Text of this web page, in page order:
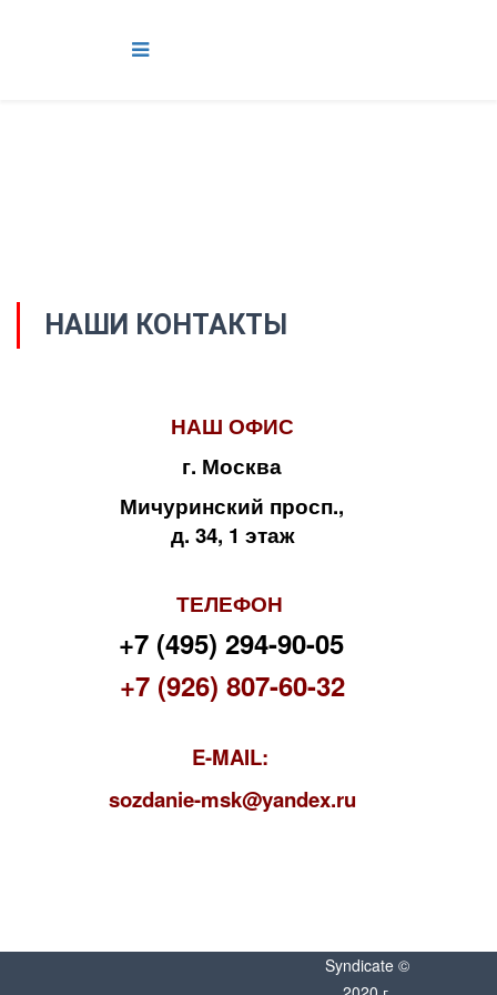
НАШИ КОНТАКТЫ
НАШ ОФИС
г. Москва
Мичуринский просп.,
д. 34, 1 этаж
ТЕЛЕФОН
+7 (495) 294-90-05
+7 (926) 807-60-32
E-MAIL:
sozdanie-msk@yandex.ru
Syndicate ©